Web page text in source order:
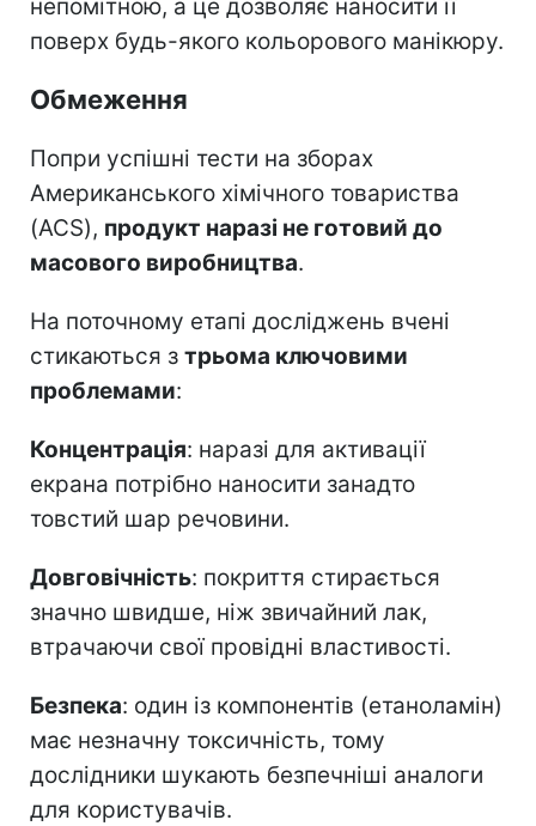
непомітною, а це дозволяє наносити її
поверх будь-якого кольорового манікюру.
Обмеження
Попри успішні тести на зборах
Американського хімічного товариства
(ACS), продукт наразі не готовий до
масового виробництва.
На поточному етапі досліджень вчені
стикаються з трьома ключовими
проблемами:
Концентрація: наразі для активації
екрана потрібно наносити занадто
товстий шар речовини.
Довговічність: покриття стирається
значно швидше, ніж звичайний лак,
втрачаючи свої провідні властивості.
Безпека: один із компонентів (етаноламін)
має незначну токсичність, тому
дослідники шукають безпечніші аналоги
для користувачів.